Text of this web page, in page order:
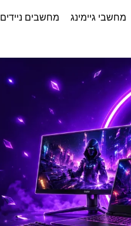
מחשבי גיימינג מחשבים ניידים